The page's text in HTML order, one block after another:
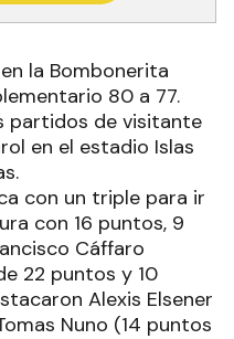
la Bombonerita
80 a 77.
partidos de visitante
en el estadio Islas
con un triple para ir
con 16 puntos, 9
Cáffaro
22 puntos y 10
Alexis Elsener
Nuno (14 puntos